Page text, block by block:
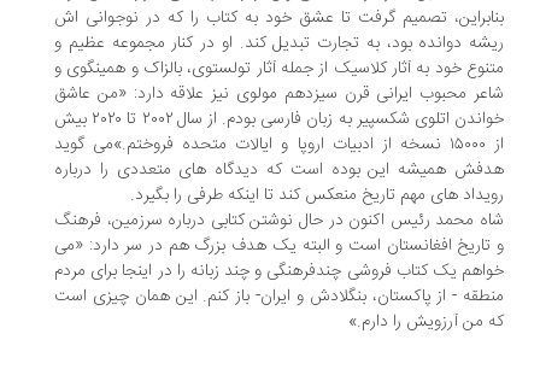
تصمیم گرفت تا عشق خود به کتاب را که در نوجوانی اش
دوانده بود، به تجارت تبدیل کند. او در کنار مجموعه عظیم و
خود به آثار کلاسیک از جمله آثار تولستوی، بالزاک و همینگوی و
محبوب ایرانی قرن سیزدهم مولوی نیز علاقه دارد: «من عاشق
خواندن اتلوی شکسپیر به زبان فارسی بودم. از سال ۲۰۰۲ تا ۲۰۲۰ بیش
از ۱۵۰۰۰ نسخه از ادبیات اروپا و ایالات متحده فروختم.»می گوید
همیشه این بوده است که دیدگاه های متعددی را درباره
های مهم تاریخ منعکس کند تا اینکه طرفی را بگیرد.
محمد رئیس اکنون در حال نوشتن کتابی درباره سرزمین، فرهنگ
افغانستان است و البته یک هدف بزرگ هم در سر دارد: «می
یک کتاب فروشی چندفرهنگی و چند زبانه را در اینجا برای مردم
- از پاکستان، بنگلادش و ایران- باز کنم. این همان چیزی است
من آرزویش را دارم.»